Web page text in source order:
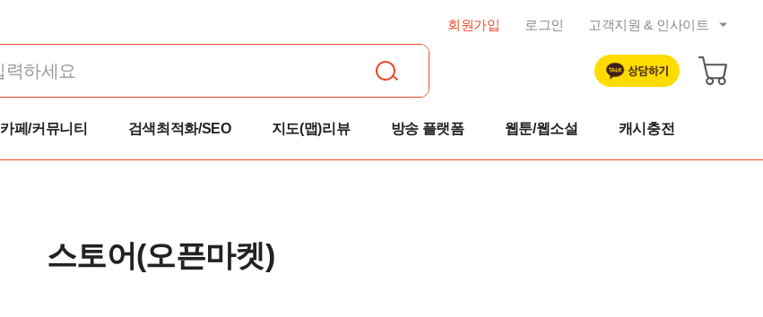
회원가입 로그인 고객지원 & 인사이트
공지사항
트렌드 리포트
자주묻는 질문
카페/커뮤니티 검색최적화/SEO 지도(맵)리뷰 방송 플랫폼 웹툰/웹소설 캐시충전
스토어(오픈마켓)